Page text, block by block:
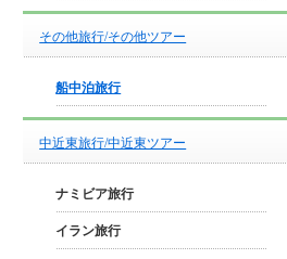
その他旅行/その他ツアー
船中泊旅行
中近東旅行/中近東ツアー
ナミビア旅行
イラン旅行